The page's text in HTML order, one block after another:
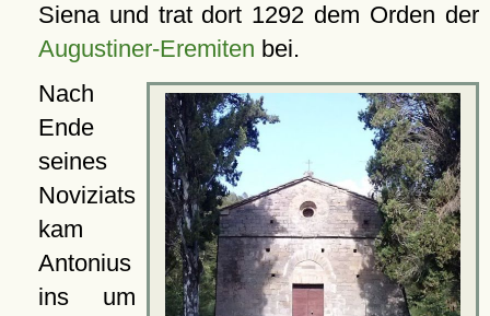
Siena und trat dort 1292 dem Orden der
Augustiner-Eremiten bei.
Nach
Ende
seines
Noviziats
kam
Antonius
ins um